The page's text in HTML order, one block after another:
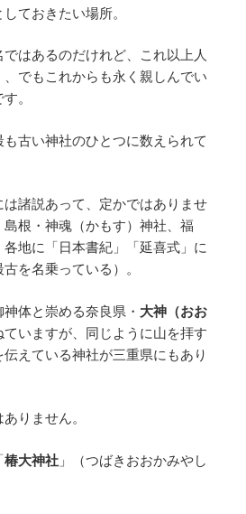
ておきたい場所。
はあるのだけれど、これ以上人
でもこれからも永く親しんでい
。
古い神社のひとつに数えられて
は諸説あって、定かではありませ
根・神魂（かもす）神社、福
地に「日本書紀」「延喜式」に
を名乗っている）。
体と崇める奈良県・ 大神（おお
ていますが、同じように山を拝す
えている神社が三重県にもあり
りません。
椿大神社 」（つばきおおかみやし